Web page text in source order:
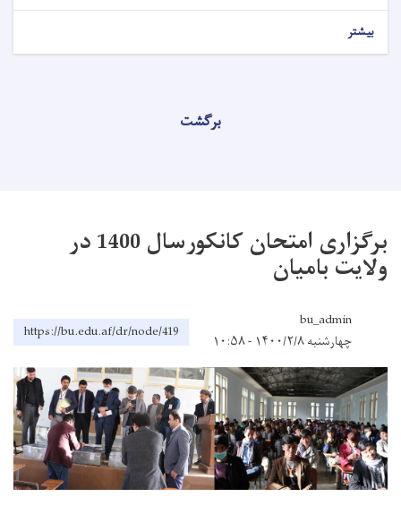
بیشتر
برگشت
برگزاری امتحان کانکورسال 1400 در
ولایت بامیان
bu_admin
چهارشنبه ۱۴۰۰/۲/۸ - ۱۰:۵۸
https://bu.edu.af/dr/node/419